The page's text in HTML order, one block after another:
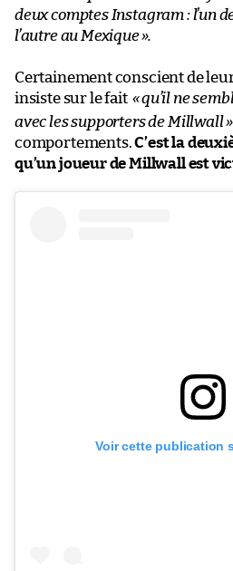
deux comptes Instagram : l’un
l’autre au Mexique».
Certainement conscient de
insiste sur le fait«qu’il ne
avec les supporters de Millwall »
comportements.C’est la
qu’un joueur de Millwall est
Voir cette publication